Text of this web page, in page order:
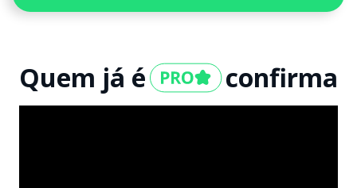
Quem já é confirma